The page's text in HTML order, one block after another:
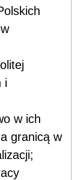
i
w ich
granicą w